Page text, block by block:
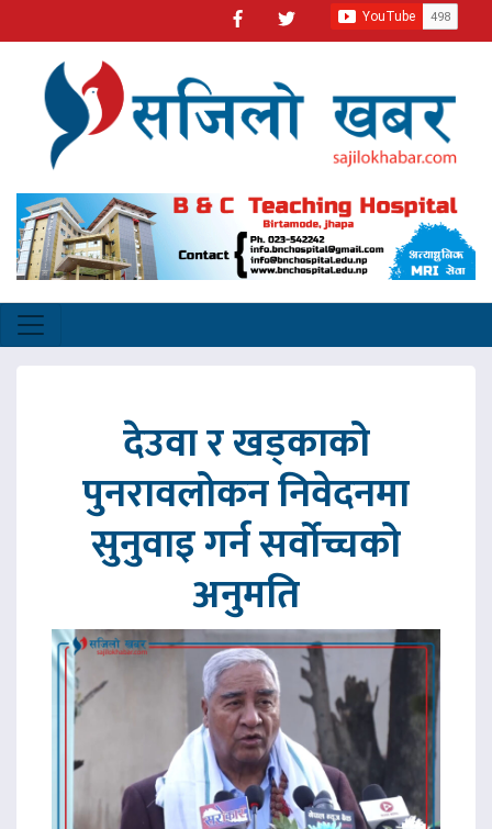
देउवा र खड्काको
पुनरावलोकन निवेदनमा
सुनुवाइ गर्न सर्वोच्चको
अनुमति